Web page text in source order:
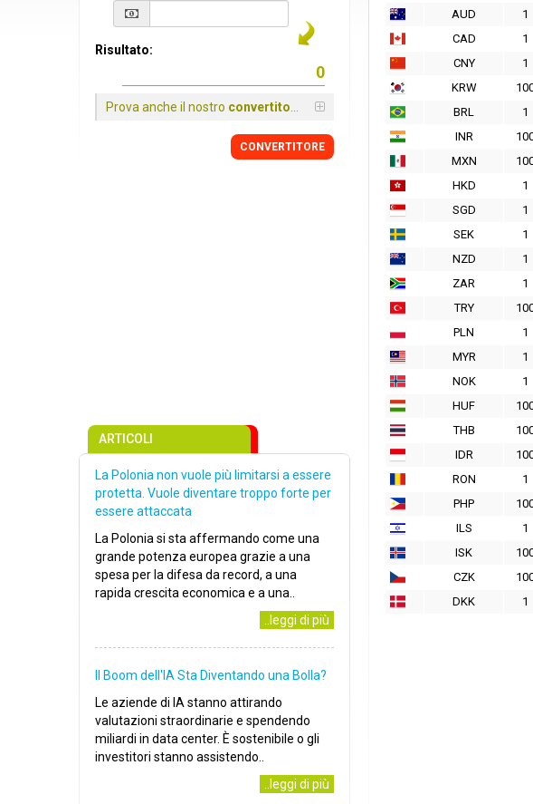
AUD
1
CAD
1
CNY
1
KRW
BRL
1
INR
MXN
HKD
1
SGD
1
SEK
1
NZD
1
ZAR
1
TRY
PLN
1
MYR
1
NOK
1
HUF
THB
IDR
RON
1
PHP
ILS
1
ISK
CZK
DKK
1
Risultato:
Prova anche il nostro convertitore
CONVERTITORE
ARTICOLI
La Polonia non vuole più limitarsi a essere
protetta. Vuole diventare troppo forte per
essere attaccata
La Polonia si sta affermando come una
grande potenza europea grazie a una
spesa per la difesa da record, a una
rapida crescita economica e a una..
..leggi di più
Il Boom dell'IA Sta Diventando una Bolla?
Le aziende di IA stanno attirando
valutazioni straordinarie e spendendo
miliardi in data center. È sostenibile o gli
investitori stanno assistendo..
..leggi di più